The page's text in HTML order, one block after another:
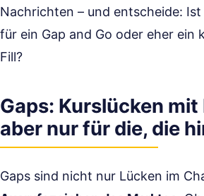
Nachrichten – und entscheide:
für ein Gap and Go oder eher ein
Fill?
Gaps: Kurslücken mit
aber nur für die, die
Gaps sind nicht nur Lücken im